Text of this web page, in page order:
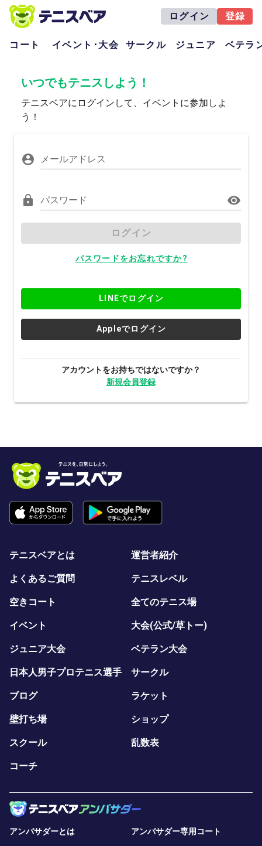
ログイン 登録
コート イベント･大会 サークル ジュニア ベテラ
いつでもテニスしよう！
テニスベアにログインして、イベントに参加しよ
う！
メールアドレス
パスワード
ログイン
パスワードをお忘れですか?
LINEでログイン
Appleでログイン
アカウントをお持ちではないですか？
新規会員登録
テニスベアとは 運営者紹介
よくあるご質問 テニスレベル
空きコート 全てのテニス場
イベント 大会(公式/草トー)
ジュニア大会 ベテラン大会
日本人男子プロテニス選手 サークル
ブログ ラケット
壁打ち場 ショップ
スクール 乱数表
コーチ
アンバサダーとは アンバサダー専用コート